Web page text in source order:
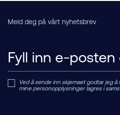
Meld deg på vårt nyhetsbrev
Ved å sende inn skjemaet godtar jeg
mine personopplysninger lagres i